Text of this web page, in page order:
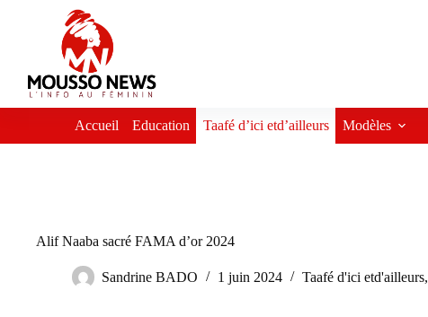
Accueil Education Taafé d’ici etd’ailleurs Modèles
Alif Naaba sacré FAMA d’or 2024
Sandrine BADO 1 juin 2024 Taafé d'ici etd'ailleurs,